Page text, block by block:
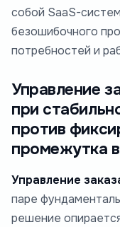
собой SaaS-
безошибочного
потребностей и
Управление
при
против
промежутка
Управление
паре
решение